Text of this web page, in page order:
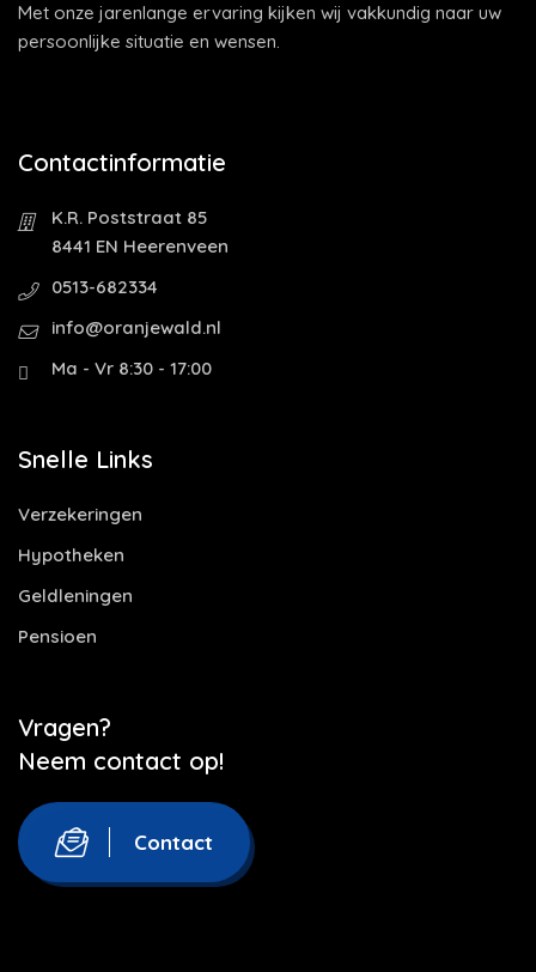
Met onze jarenlange ervaring kijken wij vakkundig naar uw
persoonlijke situatie en wensen.
Contactinformatie
K.R. Poststraat 85
8441 EN Heerenveen
0513-682334
info@oranjewald.nl
Ma - Vr 8:30 - 17:00
Snelle Links
Verzekeringen
Hypotheken
Geldleningen
Pensioen
Vragen?
Neem contact op!
Contact